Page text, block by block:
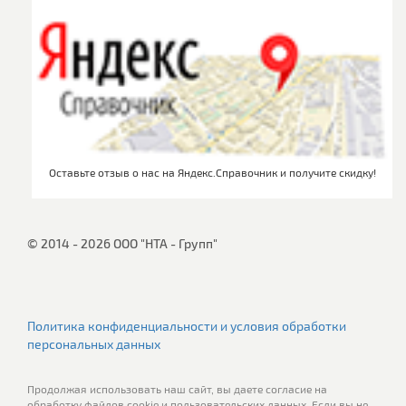
Оставьте отзыв о нас на Яндекс.Справочник и получите скидку!
© 2014 - 2026 ООО "НТА - Групп"
Политика конфиденциальности и условия обработки
персональных данных
Продолжая использовать наш сайт, вы даете согласие на